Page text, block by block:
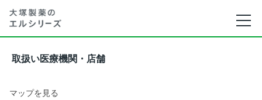
取扱い医療機関・店舗
マップを見る